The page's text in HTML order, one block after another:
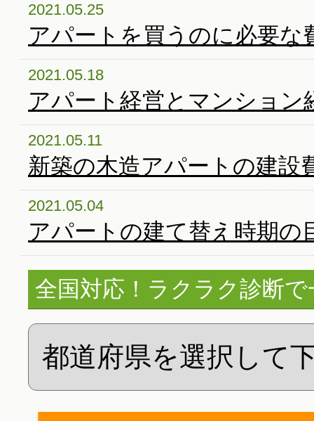
2021.05.25
アパートを買うのに必要な
2021.05.18
アパート経営とマンション
2021.05.11
新築の木造アパートの建設
2021.05.04
アパートの建て替え時期の
全国対応！ラクラク診断で